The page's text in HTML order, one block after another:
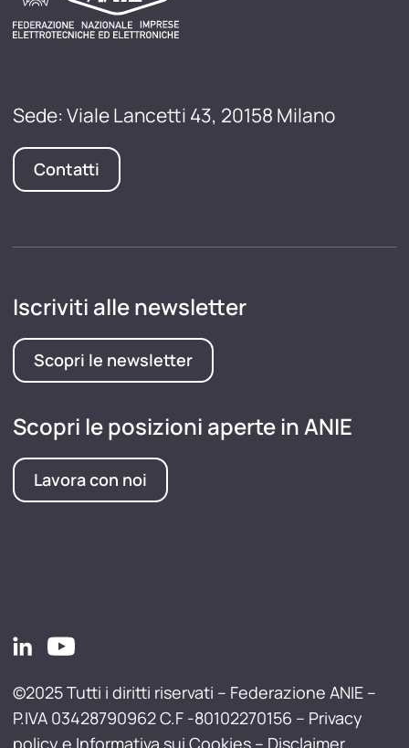
Sede: Viale Lancetti 43, 20158 Milano
Contatti
Iscriviti alle newsletter
Scopri le newsletter
Scopri le posizioni aperte in ANIE
Lavora con noi
©2025 Tutti i diritti riservati – Federazione ANIE –
P.IVA 03428790962 C.F -80102270156 – Privacy